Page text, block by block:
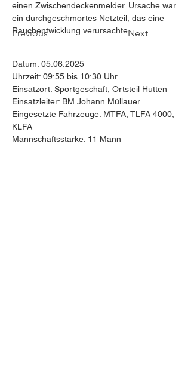
Previous Next
einen Zwischendeckenmelder. Ursache war
ein durchgeschmortes Netzteil, das eine
Rauchentwicklung verursachte.
Datum: 05.06.2025
Uhrzeit: 09:55 bis 10:30 Uhr
Einsatzort: Sportgeschäft, Ortsteil Hütten
Einsatzleiter: BM Johann Müllauer
Eingesetzte Fahrzeuge: MTFA, TLFA 4000,
KLFA
Mannschaftsstärke: 11 Mann